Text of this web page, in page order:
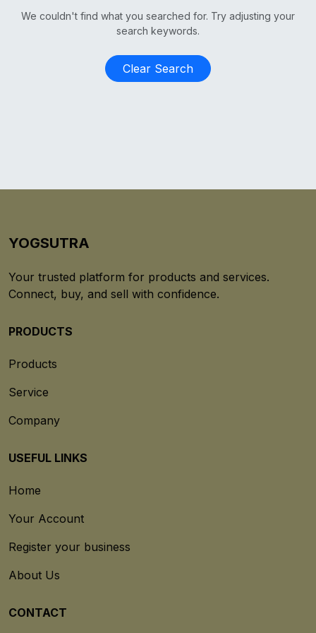
We couldn't find what you searched for. Try adjusting your
search keywords.
Clear Search
YOGSUTRA
Your trusted platform for products and services.
Connect, buy, and sell with confidence.
PRODUCTS
Products
Service
Company
USEFUL LINKS
Home
Your Account
Register your business
About Us
CONTACT